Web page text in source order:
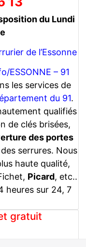
du Lundi
de l’Essonne
ESSONNE – 91
les services de
du 91.
qualifiés
de clés brisées,
des portes
serrures. Nous
haute qualité,
Picard, etc..
heures sur 24, 7
gratuit